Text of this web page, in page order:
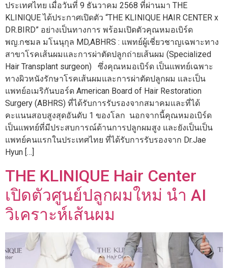
ประเทศไทย เมื่อวันที่ 9 ธันวาคม 2568 ที่ผ่านมา THE
KLINIQUE ได้ประกาศเปิดตัว “THE KLINIQUE HAIR CENTER x
DR.BIRD” อย่างเป็นทางการ พร้อมเปิดตัวคุณหมอเบิร์ด
พญ.กชมล มโนนุกุล MD,ABHRS : แพทย์ผู้เชี่ยวชาญเฉพาะทาง
สาขาโรคเส้นผมและการผ่าตัดปลูกถ่ายเส้นผม (Specialized
Hair Transplant surgeon) ซึ่งคุณหมอเบิร์ด เป็นแพทย์เฉพาะ
ทางผิวหนังรักษาโรคเส้นผมและการผ่าตัดปลูกผม และเป็น
แพทย์อเมริกันบอร์ด American Board of Hair Restoration
Surgery (ABHRS) ที่ได้รับการรับรองจากสมาคมและที่ได้
คะแนนสอบสูงสุดอันดับ 1 ของโลก นอกจากนี้คุณหมอเบิร์ด
เป็นแพทย์ที่มีประสบการณ์ด้านการปลูกผมสูง และยังเป็นเป็น
แพทย์คนแรกในประเทศไทย ที่ได้รับการรับรองจาก Dr.Jae
Hyun […]
THE KLINIQUE Hair Center
เปิดตัวศูนย์ปลูกผมใหม่ นำ AI
วิเคราะห์เส้นผม